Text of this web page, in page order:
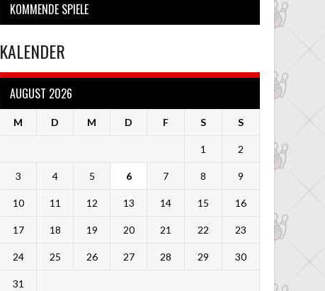
KOMMENDE SPIELE
KALENDER
AUGUST 2026
M D M D F S S
1 2
3 4 5 6 7 8 9
10 11 12 13 14 15 16
17 18 19 20 21 22 23
24 25 26 27 28 29 30
31